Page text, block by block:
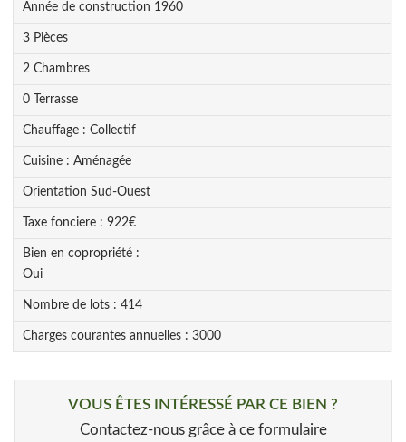
Année de construction 1960
3 Pièces
2 Chambres
0 Terrasse
Chauffage : Collectif
Cuisine : Aménagée
Orientation Sud-Ouest
Taxe fonciere : 922€
Bien en copropriété :
Oui
Nombre de lots : 414
Charges courantes annuelles : 3000
VOUS ÊTES INTÉRESSÉ PAR CE BIEN ?
Contactez-nous grâce à ce formulaire